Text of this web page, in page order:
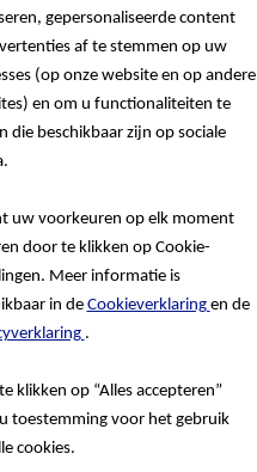
kiest om je voor te
je vaak tussen week 25
start je met een
je blijft sporten zijn
meestal eerder, soms al
bent.
een
is,
aanvullende
zorgverzekeraar (een
je voorwaarden om te
gepersonaliseerde content
af te stemmen op uw
(op onze website en op andere
en om u functionaliteiten te
die beschikbaar zijn op sociale
uw voorkeuren op elk moment
door te klikken op Cookie-
Meer informatie is
in de Cookieverklaring en de
.
klikken op “Alles accepteren”
toestemming voor het gebruik
cookies.